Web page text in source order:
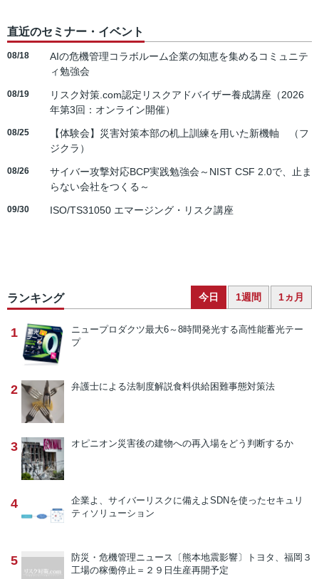
直近のセミナー・イベント
08/18
AIの危機管理コラボルーム企業の知恵を集めるコミュニテ
ィ勉強会
08/19
リスク対策.com認定リスクアドバイザー養成講座（2026
年第3回：オンライン開催）
08/25
【体験会】災害対策本部の机上訓練を用いた新機軸 （フ
ジクラ）
08/26
サイバー攻撃対応BCP実践勉強会～NIST CSF 2.0で、止ま
らない会社をつくる～
09/30 ISO/TS31050 エマージング・リスク講座
ランキング 今日 1週間 1ヵ月
1 ニュープロダクツ最大6～8時間発光する高性能蓄光テー
プ
2 弁護士による法制度解説食料供給困難事態対策法
3 オピニオン災害後の建物への再入場をどう判断するか
4 企業よ、サイバーリスクに備えよ SDNを使ったセキュリ
ティソリューション
5 防災・危機管理ニュース 〔熊本地震影響〕トヨタ、福岡３
工場の稼働停止＝２９日生産再開予定